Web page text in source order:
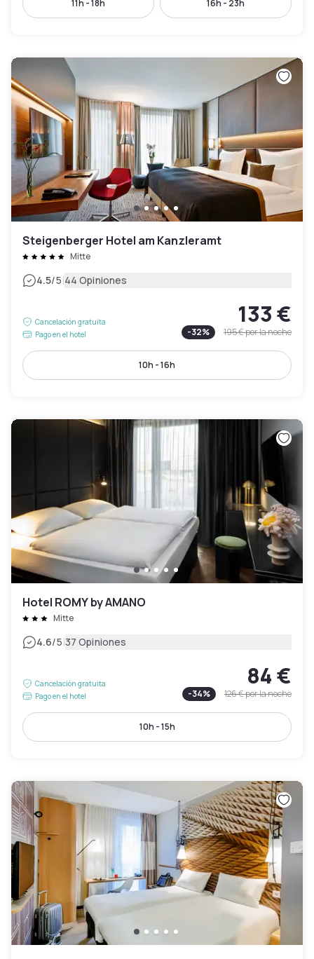
11h - 18h 16h - 23h
Steigenberger Hotel am Kanzleramt
Mitte
4.5/5|44 Opiniones
Cancelación gratuita
Pago en el hotel
133 €
-32% 195 €por la noche
10h - 16h
Hotel ROMY by AMANO
Mitte
4.6/5|37 Opiniones
Cancelación gratuita
Pago en el hotel
84 €
-34% 126 €por la noche
10h - 15h